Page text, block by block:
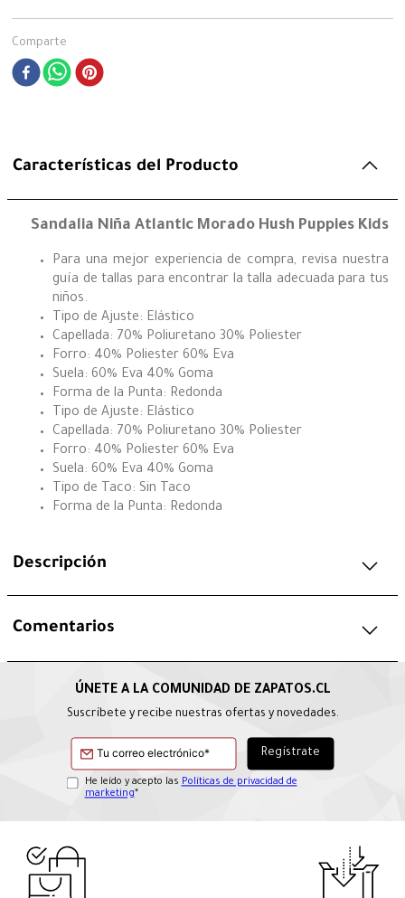
Comparte
Características del Producto
Sandalia Niña Atlantic Morado Hush Puppies Kids
Para una mejor experiencia de compra, revisa nuestra
guía de tallas para encontrar la talla adecuada para tus
niños.
Tipo de Ajuste: Elástico
Capellada: 70% Poliuretano 30% Poliester
Forro: 40% Poliester 60% Eva
Suela: 60% Eva 40% Goma
Forma de la Punta: Redonda
Tipo de Ajuste: Elástico
Capellada: 70% Poliuretano 30% Poliester
Forro: 40% Poliester 60% Eva
Suela: 60% Eva 40% Goma
Tipo de Taco: Sin Taco
Forma de la Punta: Redonda
Descripción
Comentarios
Suscríbete y recibe nuestras ofertas y novedades.
He leído y acepto las Políticas de privacidad de
marketing*